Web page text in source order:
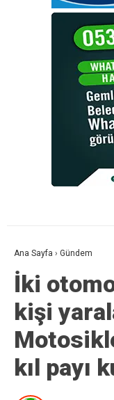
Ana Sayfa › Gündem
İki
kişi
kıl payı